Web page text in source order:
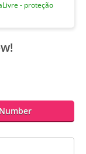
- proteção